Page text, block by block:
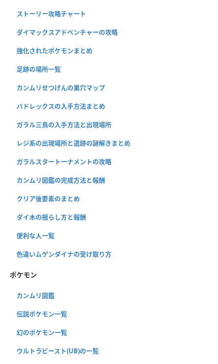
ストーリー攻略チャート
ダイマックスアドベンチャーの攻略
強化されたポケモンまとめ
足跡の場所一覧
カンムリせつげんの巣穴マップ
バドレックスの入手方法まとめ
ガラル三鳥の入手方法と出現場所
レジ系の出現場所と遺跡の謎解きまとめ
ガラルスタートーナメントの攻略
カンムリ図鑑の完成方法と報酬
クリア後要素のまとめ
ダイ木の揺らし方と報酬
便利な人一覧
色違いムゲンダイナの受け取り方
ポケモン
カンムリ図鑑
伝説ポケモン一覧
幻のポケモン一覧
ウルトラビースト(UB)の一覧